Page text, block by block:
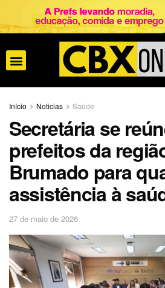
Início Noticias Saúde
Secretária se
prefeitos da
Brumado para
assistência à
27 de maio de 2026